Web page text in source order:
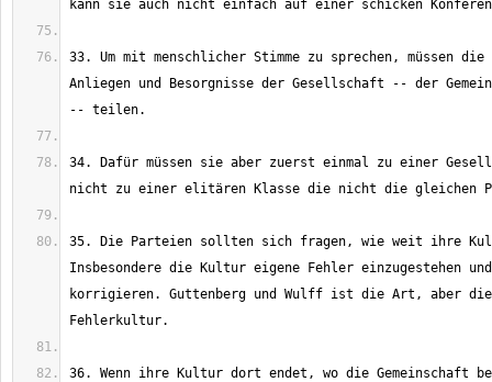
33. Um mit menschlicher Stimme zu sprechen, müssen
Anliegen und Besorgnisse der Gesellschaft -- der
34. Dafür müssen sie aber zuerst einmal zu einer
35. Die Parteien sollten sich fragen, wie weit ihre
Insbesondere die Kultur eigene Fehler einzugestehen
korrigieren. Guttenberg und Wulff ist die Art, aber
36. Wenn ihre Kultur dort endet, wo die Gemeinschaft